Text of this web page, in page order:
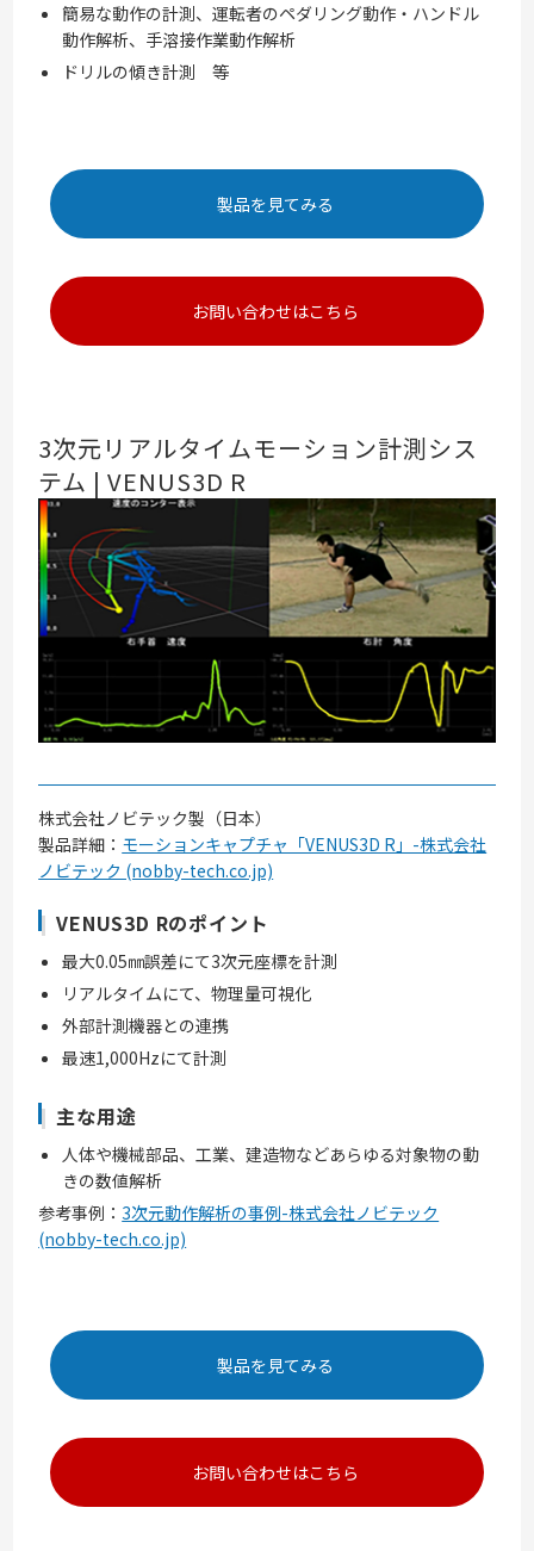
簡易な動作の計測、運転者のペダリング動作・ハンドル
動作解析、手溶接作業動作解析
ドリルの傾き計測 等
製品を見てみる
お問い合わせはこちら
3次元リアルタイムモーション計測シス
テム | VENUS3D R
株式会社ノビテック製（日本）
製品詳細： モーションキャプチャ「VENUS3D R」-株式会社
ノビテック (nobby-tech.co.jp)
VENUS3D Rのポイント
最大0.05㎜誤差にて3次元座標を計測
リアルタイムにて、物理量可視化
外部計測機器との連携
最速1,000Hzにて計測
主な用途
人体や機械部品、工業、建造物などあらゆる対象物の動
きの数値解析
参考事例：3次元動作解析の事例-株式会社ノビテック
(nobby-tech.co.jp)
製品を見てみる
お問い合わせはこちら